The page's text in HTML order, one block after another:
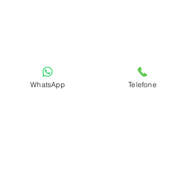
WhatsApp Telefone